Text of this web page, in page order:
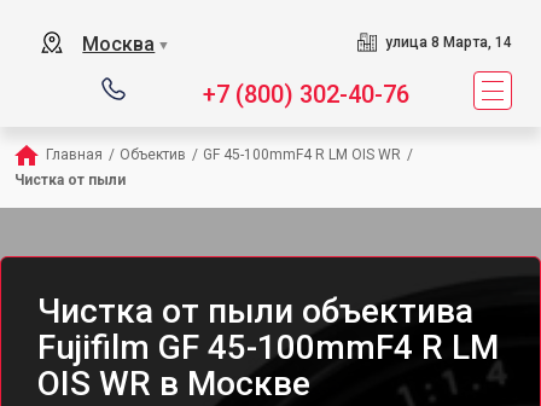
Москва ▼ улица 8 Марта, 14
+7 (800) 302-40-76
Главная / Объектив / GF 45-100mmF4 R LM OIS WR /
Чистка от пыли
Чистка от пыли объектива
Fujifilm GF 45-100mmF4 R LM
OIS WR в Москве